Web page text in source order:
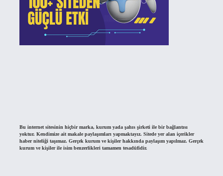
Bu internet sitesinin hiçbir marka, kurum yada şahıs şirketi ile bir bağlantısı
yoktur. Kendimize ait makale paylaşımları yapmaktayız. Sitede yer alan içerikler
haber niteliği taşımaz. Gerçek kurum ve kişiler hakkında paylaşım yapılmaz. Gerçek
kurum ve kişiler ile isim benzerlikleri tamamen tesadüfidir.